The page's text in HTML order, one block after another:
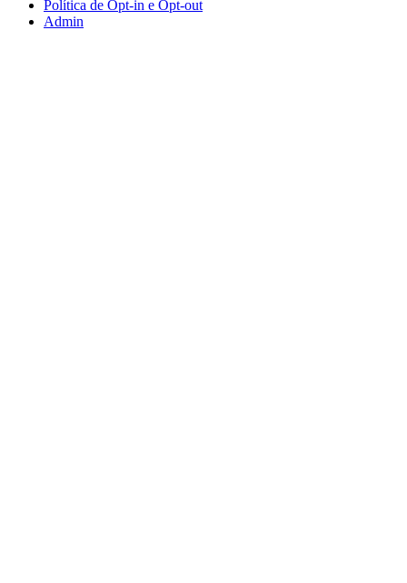
Política de Opt-in e Opt-out
Admin